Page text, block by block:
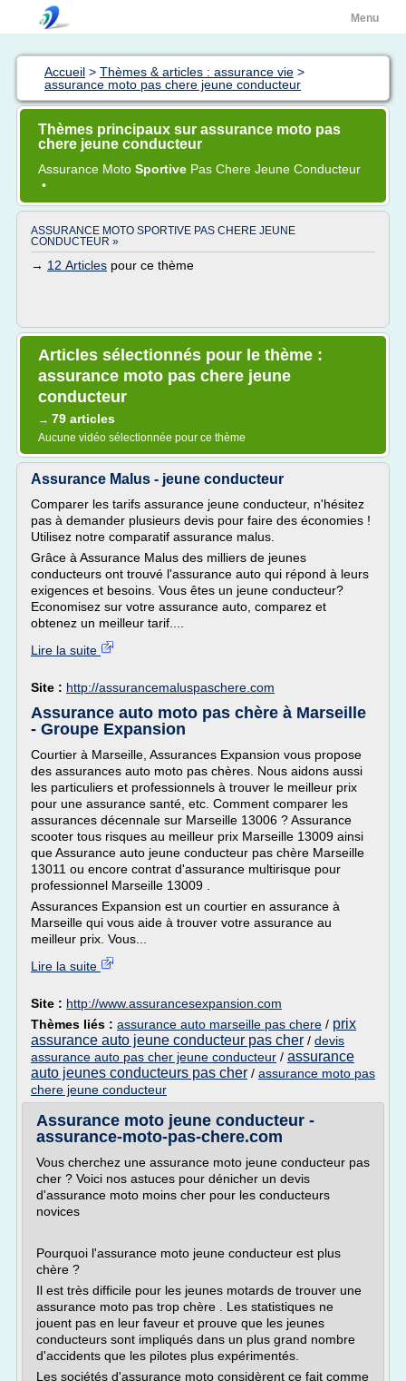
Menu
Accueil > Thèmes & articles : assurance vie >
assurance moto pas chere jeune conducteur
Thèmes principaux sur assurance moto pas
chere jeune conducteur
Assurance Moto Sportive Pas Chere Jeune Conducteur
•
ASSURANCE MOTO SPORTIVE PAS CHERE JEUNE
CONDUCTEUR »
→ 12 Articles pour ce thème
Articles sélectionnés pour le thème :
assurance moto pas chere jeune
conducteur
→ 79 articles
Aucune vidéo sélectionnée pour ce thème
Assurance Malus - jeune conducteur
Comparer les tarifs assurance jeune conducteur, n'hésitez
pas à demander plusieurs devis pour faire des économies !
Utilisez notre comparatif assurance malus.
Grâce à Assurance Malus des milliers de jeunes
conducteurs ont trouvé l'assurance auto qui répond à leurs
exigences et besoins. Vous êtes un jeune conducteur?
Economisez sur votre assurance auto, comparez et
obtenez un meilleur tarif....
Lire la suite
Site : http://assurancemaluspaschere.com
Assurance auto moto pas chère à Marseille
- Groupe Expansion
Courtier à Marseille, Assurances Expansion vous propose
des assurances auto moto pas chères. Nous aidons aussi
les particuliers et professionnels à trouver le meilleur prix
pour une assurance santé, etc. Comment comparer les
assurances décennale sur Marseille 13006 ? Assurance
scooter tous risques au meilleur prix Marseille 13009 ainsi
que Assurance auto jeune conducteur pas chère Marseille
13011 ou encore contrat d'assurance multirisque pour
professionnel Marseille 13009 .
Assurances Expansion est un courtier en assurance à
Marseille qui vous aide à trouver votre assurance au
meilleur prix. Vous...
Lire la suite
Site : http://www.assurancesexpansion.com
Thèmes liés : assurance auto marseille pas chere / prix
assurance auto jeune conducteur pas cher / devis
assurance auto pas cher jeune conducteur / assurance
auto jeunes conducteurs pas cher / assurance moto pas
chere jeune conducteur
Assurance moto jeune conducteur -
assurance-moto-pas-chere.com
Vous cherchez une assurance moto jeune conducteur pas
cher ? Voici nos astuces pour dénicher un devis
d'assurance moto moins cher pour les conducteurs
novices
Pourquoi l'assurance moto jeune conducteur est plus
chère ?
Il est très difficile pour les jeunes motards de trouver une
assurance moto pas trop chère . Les statistiques ne
jouent pas en leur faveur et prouve que les jeunes
conducteurs sont impliqués dans un plus grand nombre
d'accidents que les pilotes plus expérimentés.
Les sociétés d'assurance moto considèrent ce fait comme